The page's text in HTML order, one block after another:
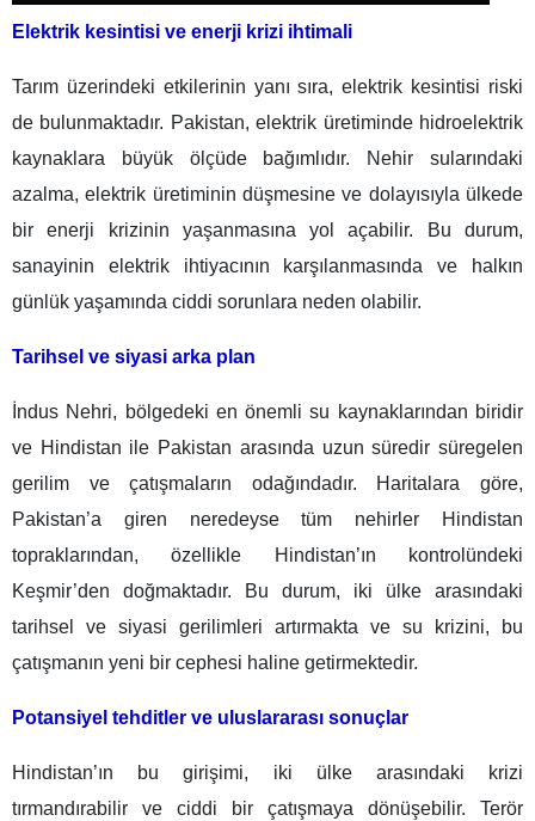
Elektrik kesintisi ve enerji krizi ihtimali
Tarım üzerindeki etkilerinin yanı sıra, elektrik kesintisi riski
de bulunmaktadır. Pakistan, elektrik üretiminde hidroelektrik
kaynaklara büyük ölçüde bağımlıdır. Nehir sularındaki
azalma, elektrik üretiminin düşmesine ve dolayısıyla ülkede
bir enerji krizinin yaşanmasına yol açabilir. Bu durum,
sanayinin elektrik ihtiyacının karşılanmasında ve halkın
günlük yaşamında ciddi sorunlara neden olabilir.
Tarihsel ve siyasi arka plan
İndus Nehri, bölgedeki en önemli su kaynaklarından biridir
ve Hindistan ile Pakistan arasında uzun süredir süregelen
gerilim ve çatışmaların odağındadır. Haritalara göre,
Pakistan’a giren neredeyse tüm nehirler Hindistan
topraklarından, özellikle Hindistan’ın kontrolündeki
Keşmir’den doğmaktadır. Bu durum, iki ülke arasındaki
tarihsel ve siyasi gerilimleri artırmakta ve su krizini, bu
çatışmanın yeni bir cephesi haline getirmektedir.
Potansiyel tehditler ve uluslararası sonuçlar
Hindistan’ın bu girişimi, iki ülke arasındaki krizi
tırmandırabilir ve ciddi bir çatışmaya dönüşebilir. Terör